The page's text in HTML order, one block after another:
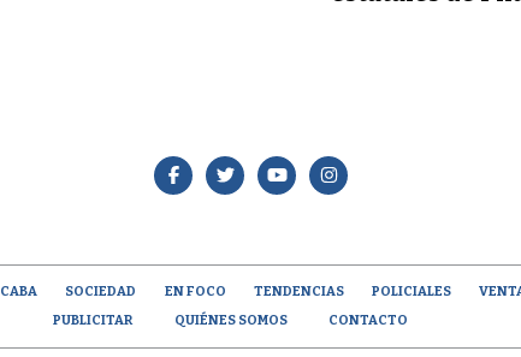
CABA SOCIEDAD EN FOCO TENDENCIAS POLICIALES
PUBLICITAR
QUIÉNES SOMOS CONTACTO